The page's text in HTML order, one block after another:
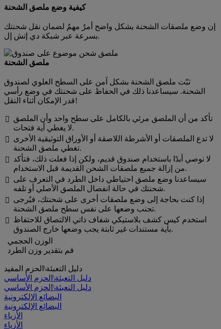
كيفية وضع ملصق الشحنة
إن وضع ملصقات الشحنة بشكل واضح أمرٌ مهمٌ لضمان نقل شحنتك
بسرعة عبر شبكة دي إتش إل.
ملصق الشحنة
ثبّت ملصق الشحنة بشكل آمن على السطح العلوي لصندوق
الشحنة. سيساعدنا ذلك في الحفاظ على شحنتك في وضع رأسي
قدر الإمكان أثناء النقل!

تأكد من أن الملصق مرئي بالكامل على سطح واحد وأن الملصق
لا يغطي أية فتحات.

لا تدع الملصقات أو الأشرطة اللاصقة أو الأوراق التوثيقية الأخرى
تغطي ملصق الشحنة.

لا نوصي أبدًا باستخدام صندوق قديم، ولكن إذا فعلت ذلك، فتأكد
من إزالة جميع ملصقات الشحن القديمة قبل الاستخدام.

سيساعدنا وضع ملصق احتياطي داخل الطرد في التعرف على
شحنتك في حالة انفصال الملصق الأصلي أو تلفه.

إذا كنت بحاجة إلى وضع ملصقات أخرى على شحنتك، فيُرجى
تجنب وضعها على نفس سطح ملصق الشحنة.

استخدم كيس كشف بلاستيكي شفاف ذاتي الالتصاق للاحتفاظ
بأية مستندات غير ثابتة يجب وضعها خارج الصندوق.
الوزن الحجمي
قم بتقدير وزن الطرد
دليل التعبئة\الحزم المفيد
دليل التعبئة\الحزم الأساسي
دليل التعبئة\الحزم الأساسي
البضائع الإلكترونية
البضائع الإلكترونية
الأزياء
الأزياء